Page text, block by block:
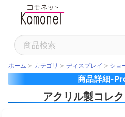
ホーム カテゴリ ディスプレイ ショ
商品詳細-
アクリル製コレ